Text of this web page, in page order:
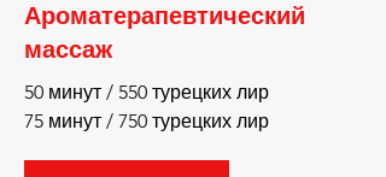
Ароматерапевтический
массаж
50 минут / 550 турецких лир
75 минут / 750 турецких лир